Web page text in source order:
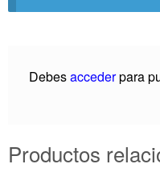
Debesaccederpara
Productos